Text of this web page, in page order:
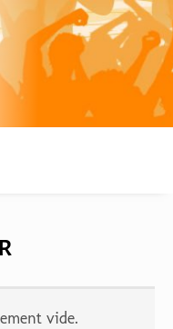
vide.